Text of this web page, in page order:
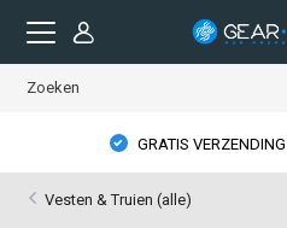
GEAR POINT
Vesten & Truien (alle)